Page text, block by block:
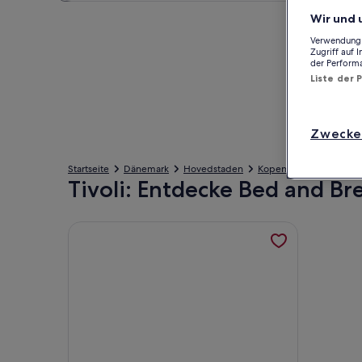
Startseite Dänemark Hovedstaden Kopenhagen Kommune
Tivoli: Entdecke Bed and
Wir und
Zugriff auf
der
Liste der